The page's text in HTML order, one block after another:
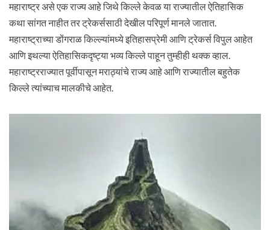
महाराष्ट्र असे एक राज्य आहे जिथे किल्ले केवळ या राज्यातील ऐतिहासिक
कथा सांगत नाहीत तर ट्रेकर्ससाठी देखील परिपूर्ण मानले जातात.
महाराष्ट्राच्या डोंगराळ किल्ल्यांमध्ये इतिहासप्रेमी आणि ट्रेकर्स विपुल आहेत
आणि इथल्या ऐतिहासिकदृष्ट्या भव्य किल्ले पाहून तुम्हीही थक्क व्हाल.
महाराष्ट्रराज्यात पूर्वीपासून मराठ्यांचे राज्य आहे आणि राज्यातील बहुतेक
किल्ले त्यांच्याच मालकीचे आहेत.